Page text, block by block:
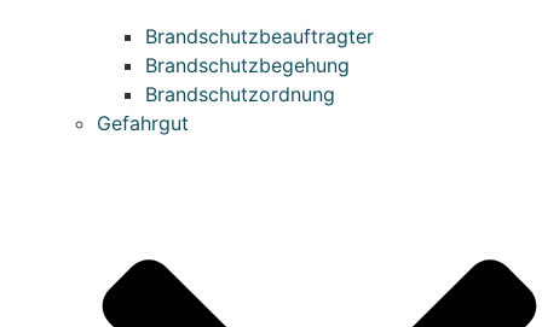
Brandschutzbeauftragter
Brandschutzbegehung
Brandschutzordnung
Gefahrgut